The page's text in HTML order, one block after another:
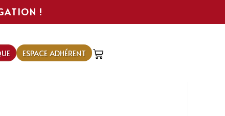
!
ESPACE ADHÉRENT